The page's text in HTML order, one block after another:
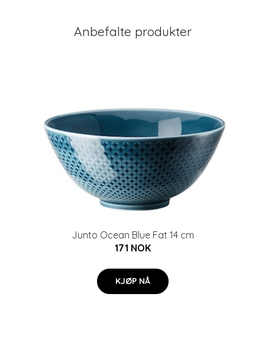
Anbefalte produkter
Junto Ocean Blue Fat 14 cm
171 NOK
KJØP NÅ